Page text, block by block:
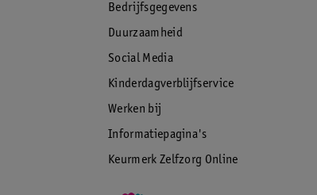
Bedrijfsgegevens
Duurzaamheid
Social Media
Kinderdagverblijfservice
Werken bij
Informatiepagina's
Keurmerk Zelfzorg Online